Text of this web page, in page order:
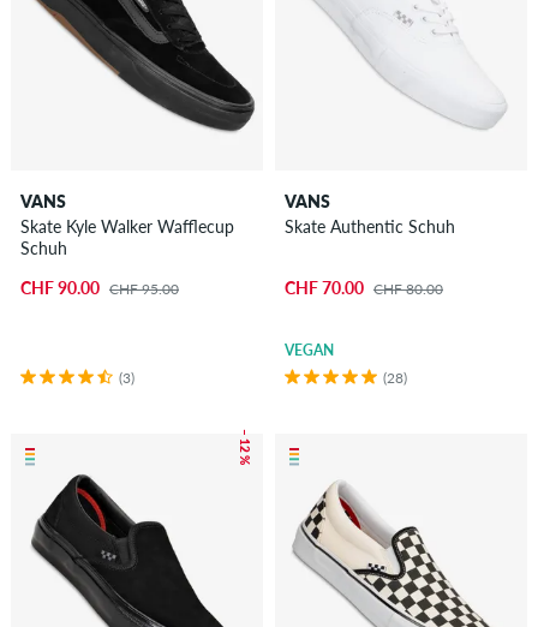
VANS
Skate Kyle Walker Wafflecup
Schuh
CHF 90.00 CHF 95.00
(3)
VANS
Skate Authentic Schuh
CHF 70.00 CHF 80.00
VEGAN
(28)
– 12 %